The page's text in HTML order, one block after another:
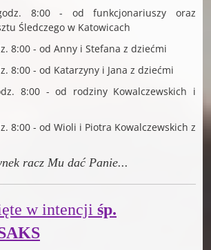
8:00 - od funkcjonariuszy oraz
Śledczego w Katowicach
8:00 - od Anny i Stefana z dziećmi
8:00 - od Katarzyny i Jana z dziećmi
8:00 - od rodziny Kowalczewskich i
8:00 - od Wioli i Piotra Kowalczewskich z
racz Mu dać Panie...
w intencji śp.